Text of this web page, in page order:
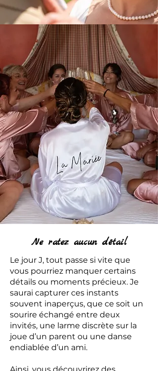
Ne ratez aucun détail
Le jour J, tout passe si vite que
vous pourriez manquer certains
détails ou moments précieux. Je
saurai capturer ces instants
souvent inaperçus, que ce soit un
sourire échangé entre deux
invités, une larme discrète sur la
joue d’un parent ou une danse
endiablée d’un ami.